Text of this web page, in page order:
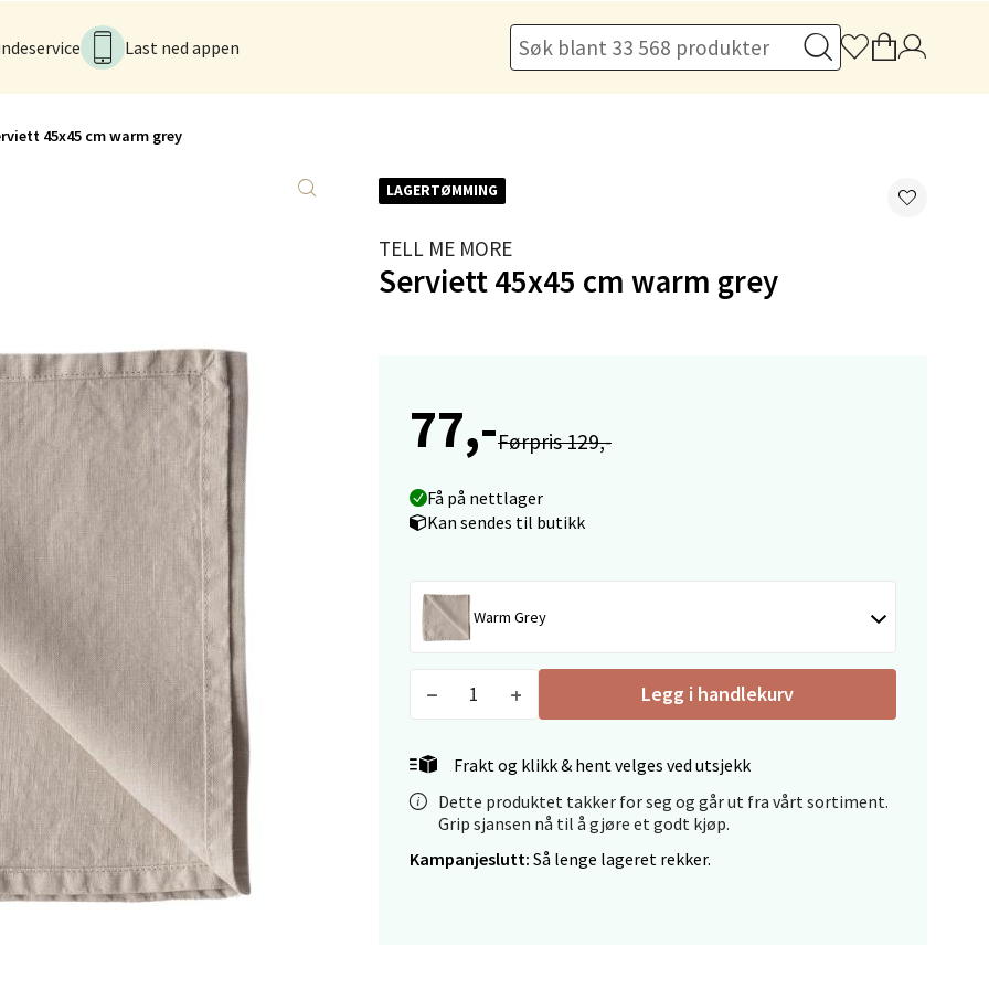
Last ned appen
45x45 cm warm grey
LAGERTØMMING
TELL ME MORE
Serviett 45x45 cm warm grey
77,-Førpris 129,-
Få på nettlager
Kan sendes til butikk
Warm Grey
Legg i handlekurv
Frakt og klikk & hent velges ved utsjekk
Dette produktet takker for seg og går ut fra vårt sortiment.
Grip sjansen nå til å gjøre et godt kjøp.
Kampanjeslutt: Så lenge lageret rekker.
markensgate 25B, 4611 Kristiansand
Velg
10-21
Jæren - M44
2, 4340 Bryne
10-20
og Sandnes - Thon Senter
nr 9, 4042 Stavanger
10-20
g